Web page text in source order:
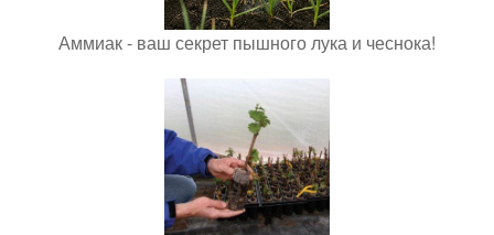
Аммиак - ваш секрет пышного лука и чеснока!